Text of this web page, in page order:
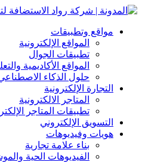
مواقع وتطبيقات
المواقع الإلكترونية
تطبيقات الجوال
المواقع الأكاديمية
حلول الذكاء
التجارة الإلكترونية
المتاجر الالكترونية
تطبيقات المتاجر
التسويق الإلكتروني
هويات وفيديوهات
بناء علامة تجارية
الفيديوهات الحية